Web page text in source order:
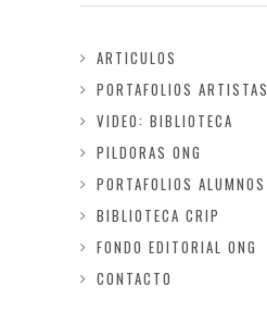
ARTICULOS
PORTAFOLIOS ARTISTAS
VIDEO: BIBLIOTECA
PILDORAS ONG
PORTAFOLIOS ALUMNOS
BIBLIOTECA CRIP
FONDO EDITORIAL ONG
CONTACTO